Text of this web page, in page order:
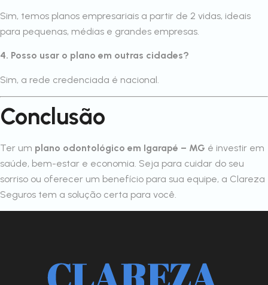
Sim, temos planos empresariais a partir de 2 vidas, ideais
para pequenas, médias e grandes empresas.
4. Posso usar o plano em outras cidades?
Sim, a rede credenciada é nacional.
Conclusão
Ter um plano odontológico em Igarapé – MG é investir em
saúde, bem-estar e economia. Seja para cuidar do seu
sorriso ou oferecer um benefício para sua equipe, a Clareza
Seguros tem a solução certa para você.